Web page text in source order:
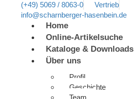
(+49) 5069 / 8063-0
Vertrieb
info@scharnberger-hasenbein.de
Home
Online-Artikelsuche
Kataloge & Downloads
Über uns
Profil
Geschichte
Team